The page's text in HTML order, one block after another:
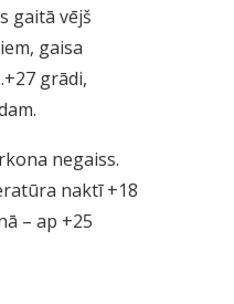
gaitā vējš
gaisa
grādi,
negaiss.
naktī +18
– ap +25